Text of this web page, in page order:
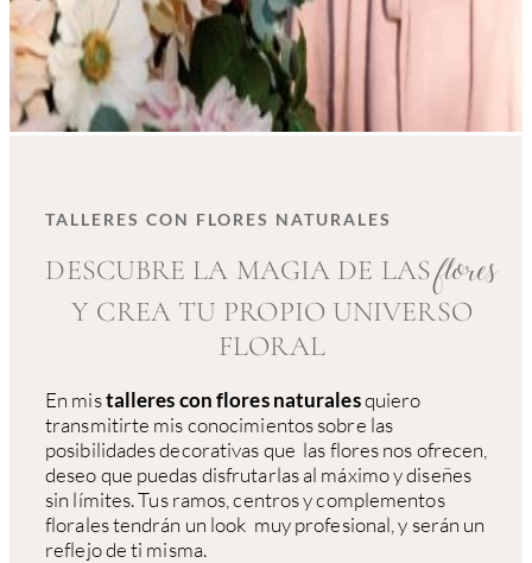
TALLERES CON FLORES NATURALES
DESCUBRE LA MAGIA DE LAS flores​
Y CREA TU PROPIO UNIVERSO
FLORAL
En mistalleres con flores naturalesquiero
transmitirte mis conocimientos sobre las
posibilidades decorativas que las flores nos ofrecen,
deseo que puedas disfrutarlas al máximo y diseñes
sin límites. Tus ramos, centros y complementos
florales tendrán un look muy profesional, y serán un
reflejo de ti misma.